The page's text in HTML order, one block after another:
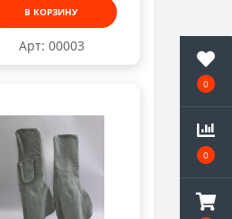
0
0
Арт: 00003
В КОРЗИНУ